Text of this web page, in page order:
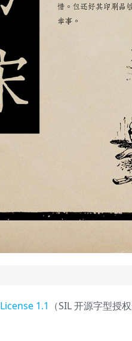
1.1 （SIL 开源字型授